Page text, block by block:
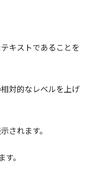
キストであることを
対的なレベルを上げ
されます。
。